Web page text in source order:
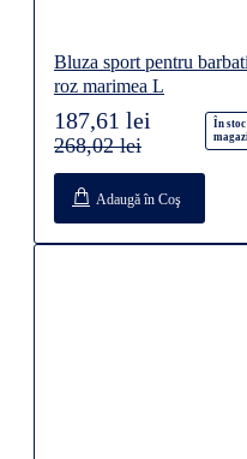
Bluza sport pentru
roz marimea L
În stoc
187,61 lei
268,02 lei
Adaugă în Coş